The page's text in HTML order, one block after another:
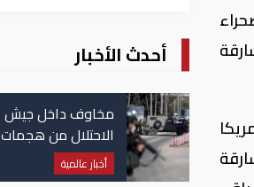
أحدث الأخبار
مخاوف داخل جيش
الاحتلال من هجمات
للمليشيات الإيرانية في
العراق
أخبار عالمية